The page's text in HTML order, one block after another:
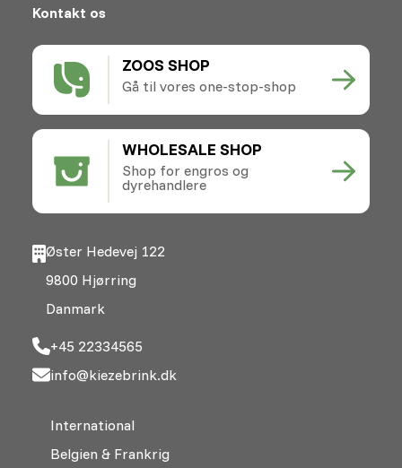
ZOOS SHOP
Gå til vores one-stop-shop
WHOLESALE SHOP
Shop for engros og
dyrehandlere
Kontakt os
Øster Hedevej 122
9800 Hjørring
Danmark
+45 22334565
info@kiezebrink.dk
International
Belgien & Frankrig